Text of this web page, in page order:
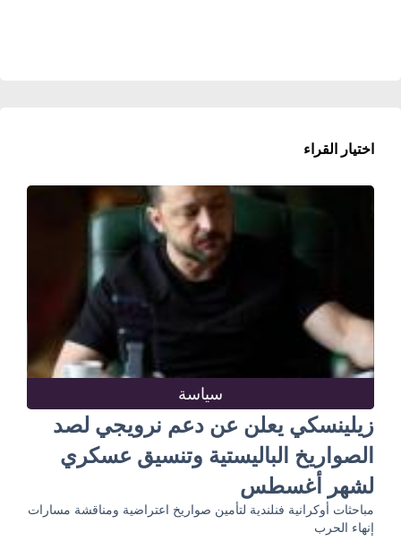
اختيار القراء
سياسة
زيلينسكي يعلن عن دعم نرويجي لصد
الصواريخ الباليستية وتنسيق عسكري
لشهر أغسطس
مباحثات أوكرانية فنلندية لتأمين صواريخ اعتراضية ومناقشة مسارات
إنهاء الحرب